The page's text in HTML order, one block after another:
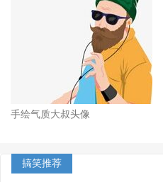
手绘气质大叔头像
搞笑推荐